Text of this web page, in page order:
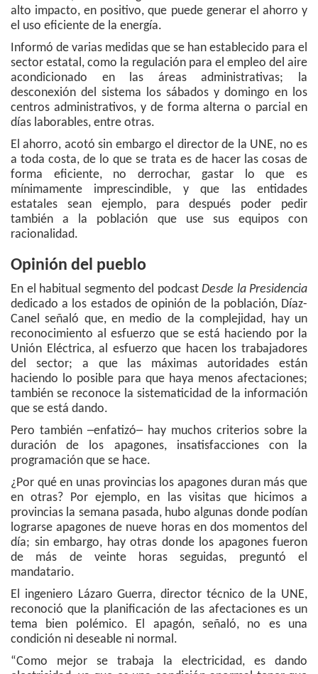
alto impacto, en positivo, que puede generar el ahorro y
el uso eficiente de la energía.
Informó de varias medidas que se han establecido para el
sector estatal, como la regulación para el empleo del aire
acondicionado en las áreas administrativas; la
desconexión del sistema los sábados y domingo en los
centros administrativos, y de forma alterna o parcial en
días laborables, entre otras.
El ahorro, acotó sin embargo el director de la UNE, no es
a toda costa, de lo que se trata es de hacer las cosas de
forma eficiente, no derrochar, gastar lo que es
mínimamente imprescindible, y que las entidades
estatales sean ejemplo, para después poder pedir
también a la población que use sus equipos con
racionalidad.
Opinión del pueblo
En el habitual segmento del podcast Desde la Presidencia
dedicado a los estados de opinión de la población, Díaz-
Canel señaló que, en medio de la complejidad, hay un
reconocimiento al esfuerzo que se está haciendo por la
Unión Eléctrica, al esfuerzo que hacen los trabajadores
del sector; a que las máximas autoridades están
haciendo lo posible para que haya menos afectaciones;
también se reconoce la sistematicidad de la información
que se está dando.
Pero también ─enfatizó─ hay muchos criterios sobre la
duración de los apagones, insatisfacciones con la
programación que se hace.
¿Por qué en unas provincias los apagones duran más que
en otras? Por ejemplo, en las visitas que hicimos a
provincias la semana pasada, hubo algunas donde podían
lograrse apagones de nueve horas en dos momentos del
día; sin embargo, hay otras donde los apagones fueron
de más de veinte horas seguidas, preguntó el
mandatario.
El ingeniero Lázaro Guerra, director técnico de la UNE,
reconoció que la planificación de las afectaciones es un
tema bien polémico. El apagón, señaló, no es una
condición ni deseable ni normal.
“Como mejor se trabaja la electricidad, es dando